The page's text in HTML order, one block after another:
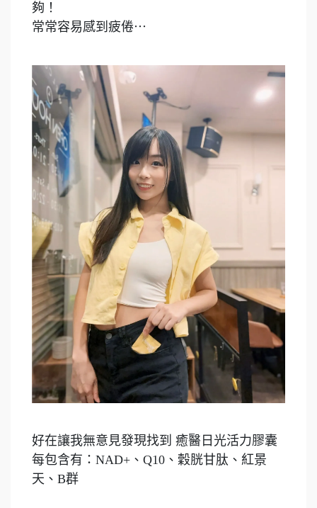
夠！
常常容易感到疲倦⋯
好在讓我無意見發現找到 癒醫日光活力膠囊
每包含有：NAD+、Q10、穀胱甘肽、紅景
天、B群